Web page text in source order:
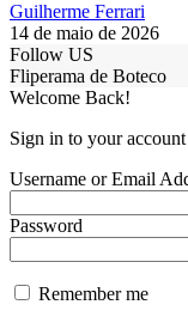
Guilherme Ferrari
14 de maio de 2026
Follow US
Fliperama de Boteco
Welcome Back!
Sign in to your account
Username or Email
Password
Remember me